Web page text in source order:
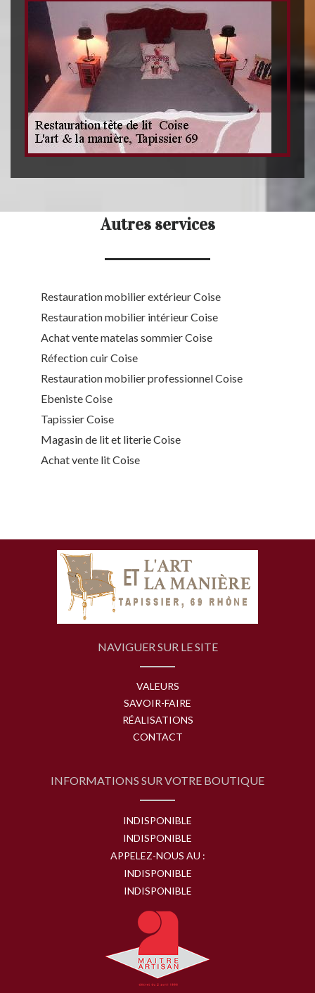
Autres services
Restauration mobilier extérieur Coise
Restauration mobilier intérieur Coise
Achat vente matelas sommier Coise
Réfection cuir Coise
Restauration mobilier professionnel Coise
Ebeniste Coise
Tapissier Coise
Magasin de lit et literie Coise
Achat vente lit Coise
NAVIGUER SUR LE SITE
VALEURS
SAVOIR-FAIRE
RÉALISATIONS
CONTACT
INFORMATIONS SUR VOTRE BOUTIQUE
INDISPONIBLE
INDISPONIBLE
APPELEZ-NOUS AU :
INDISPONIBLE
INDISPONIBLE